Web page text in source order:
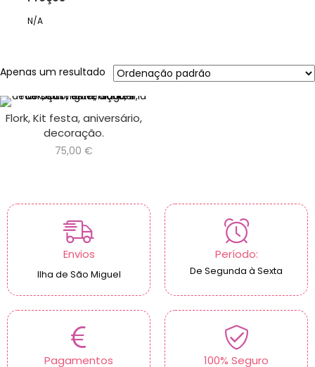
N/A
Apenas um resultado
Flork, Kit festa, aniversário,
decoração.
75,00 €
Envios
Ilha de São Miguel
Período:
De Segunda à Sexta
Pagamentos 100% Seguro